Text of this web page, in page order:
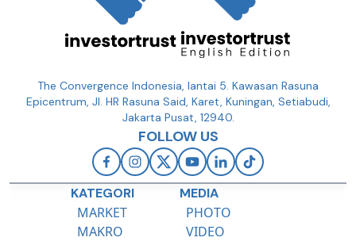
The Convergence Indonesia, lantai 5. Kawasan Rasuna
Epicentrum, Jl. HR Rasuna Said, Karet, Kuningan, Setiabudi,
Jakarta Pusat, 12940.
FOLLOW US
KATEGORI
MARKET
MAKRO
MEDIA
PHOTO
VIDEO